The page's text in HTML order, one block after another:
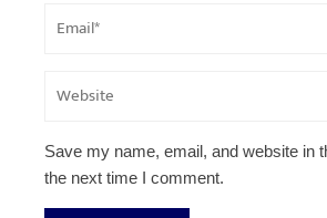
Save my name, email, and website in
the next time I comment.